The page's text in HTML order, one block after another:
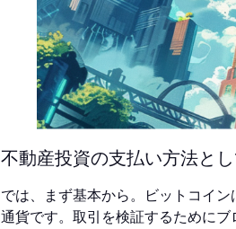
不動産投資の支払い方法と
では、まず基本から。ビットコイ
通貨です。取引を検証するために